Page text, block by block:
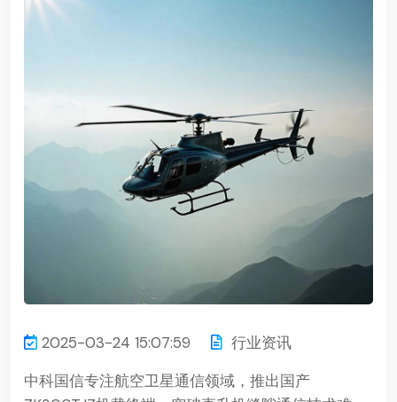
2025-03-24 15:07:59
行业资讯
中科国信专注航空卫星通信领域，推出国产